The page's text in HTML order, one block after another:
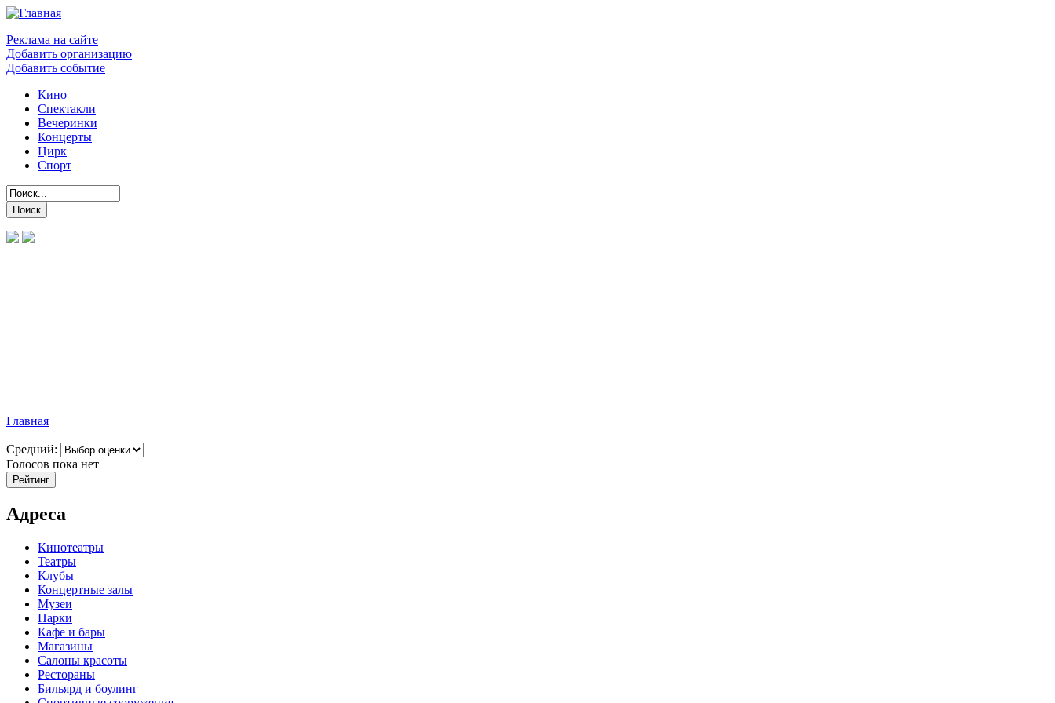
Реклама на сайте
Добавить организацию
Добавить событие
Кино
Спектакли
Вечеринки
Концерты
Цирк
Спорт
Главная
Средний:
Голосов пока нет
Адреса
Кинотеатры
Театры
Клубы
Концертные залы
Музеи
Парки
Кафе и бары
Магазины
Салоны красоты
Рестораны
Бильярд и боулинг